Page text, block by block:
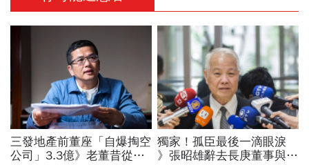
三發地產前董座「自爆掏空
公司」3.3億》老董昔從精
獨家！孤臣最後一滴眼淚
》張昭雄辭去長庚董事與革